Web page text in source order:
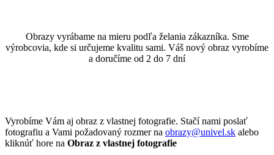
Obrazy vyrábame na mieru podľa želania zákazníka. Sme
výrobcovia, kde si určujeme kvalitu sami. Váš nový obraz vyrobíme
a doručíme od 2 do 7 dní
Vyrobíme Vám aj obraz z vlastnej fotografie. Stačí nami poslať
fotografiu a Vami požadovaný rozmer na obrazy@univel.sk alebo
kliknúť hore na Obraz z vlastnej fotografie